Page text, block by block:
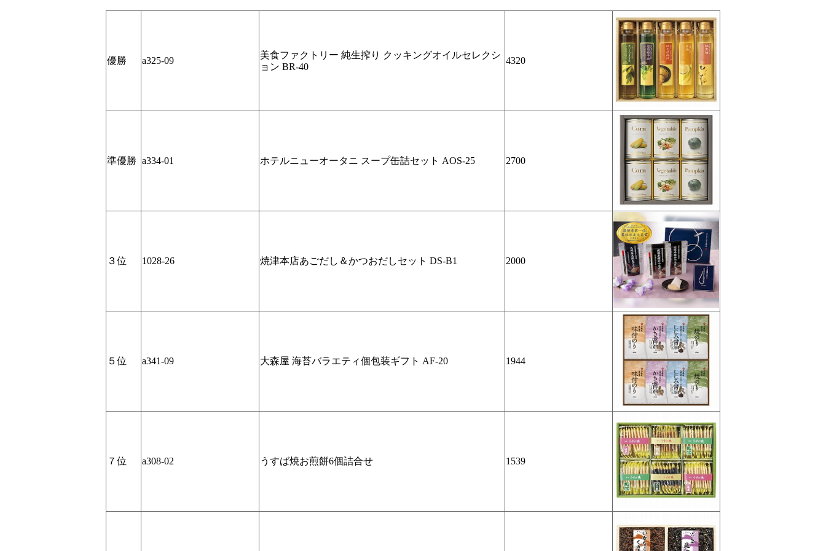
優勝 a325-09
美食ファクトリー 純生搾り クッキングオイルセレクシ
ョン BR-40
4320
準優勝 a334-01 ホテルニューオータニ スープ缶詰セット AOS-25 2700
３位 1028-26 焼津本店あごだし＆かつおだしセット DS-B1 2000
５位 a341-09 大森屋 海苔バラエティ個包装ギフト AF-20 1944
７位 a308-02 うすば焼お煎餅6個詰合せ 1539